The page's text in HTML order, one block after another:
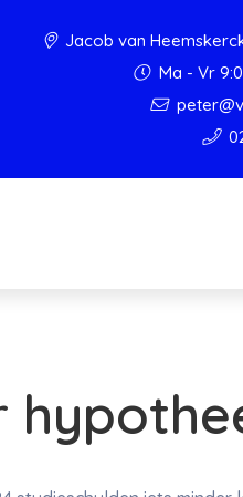
Jacob van
Ma - Vr